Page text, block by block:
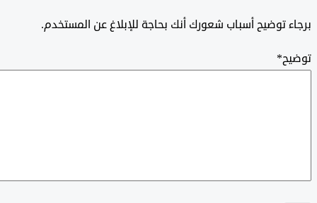
توضيح أسباب شعورك أنك بحاجة للإبلاغ عن المستخدم.
*